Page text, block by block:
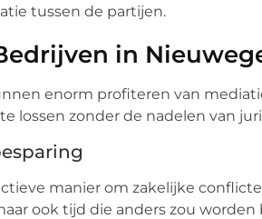
tussen de partijen.
in
enorm profiteren van
lossen zonder de nadelen van
manier om zakelijke
ook tijd die anders zou